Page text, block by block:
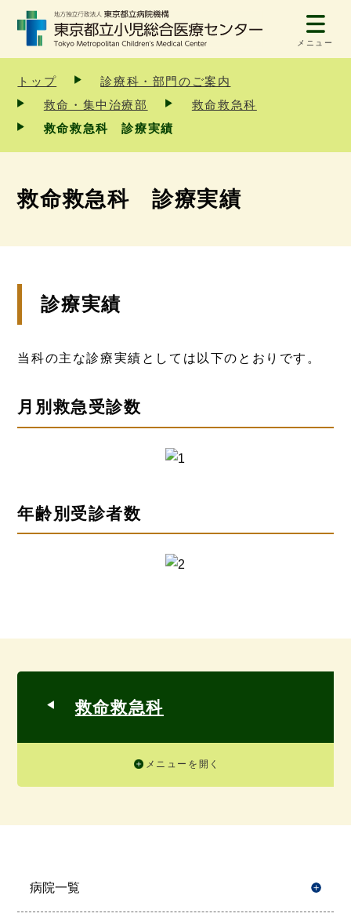
メニュー
トップ
診療科・部門のご案内
救命・集中治療部
救命救急科
救命救急科 診療実績
救命救急科 診療実績
診療実績
当科の主な診療実績としては以下のとおりです。
月別救急受診数
年齢別受診者数
救命救急科
メニューを開く
病院一覧